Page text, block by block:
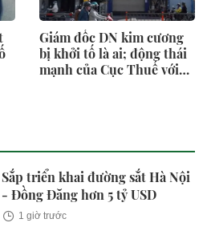
Giám đốc DN kim cương
bị khởi tố là ai; động thái
mạnh của Cục Thuế với
Sắp triển khai đường sắt Hà Nội
- Đồng Đăng hơn 5 tỷ USD
1 giờ trước